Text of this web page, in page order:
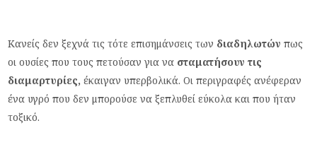
Κανείς δεν ξεχνά τις τότε επισημάνσεις των διαδηλωτών πως
οι ουσίες που τους πετούσαν για να σταματήσουν τις
διαμαρτυρίες,έκαιγαν υπερβολικά. Οι περιγραφές ανέφεραν
ένα υγρό που δεν μπορούσε να ξεπλυθεί εύκολα και που ήταν
τοξικό.